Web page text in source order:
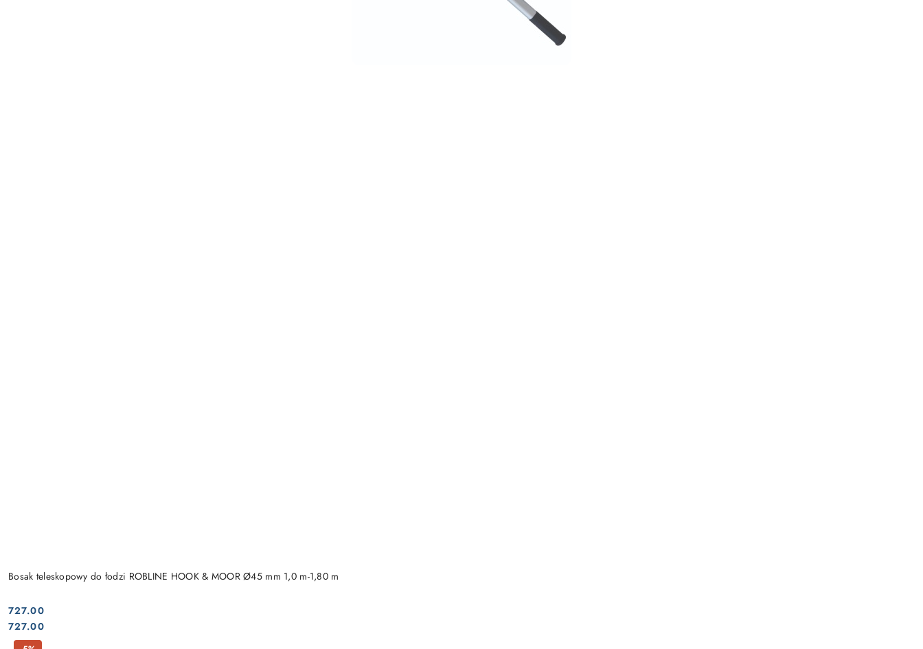
Bosak teleskopowy do łodzi ROBLINE HOOK & MOOR Ø45 mm 1,0 m-1,80 m
Cena:
727.00
Cena:
727.00